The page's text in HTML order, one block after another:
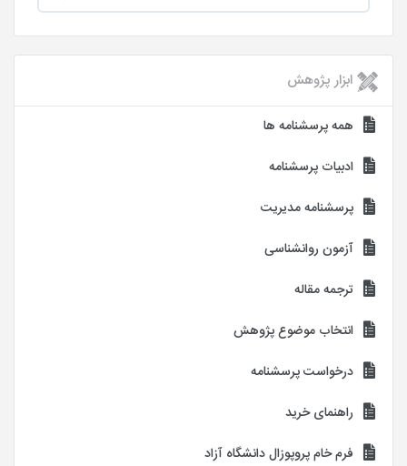
ابزار پژوهش
همه پرسشنامه ها
ادبیات پرسشنامه
پرسشنامه مدیریت
آزمون روانشناسی
ترجمه مقاله
انتخاب موضوع پژوهش
درخواست پرسشنامه
راهنمای خرید
فرم خام پروپوزال دانشگاه آزاد